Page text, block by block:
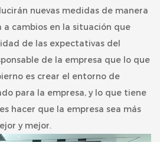
nuevas medidas de manera
cambios en la situación que
de las expectativas del
de la empresa que lo que
es crear el entorno de
para la empresa, y lo que tiene
hacer que la empresa sea más
y mejor.